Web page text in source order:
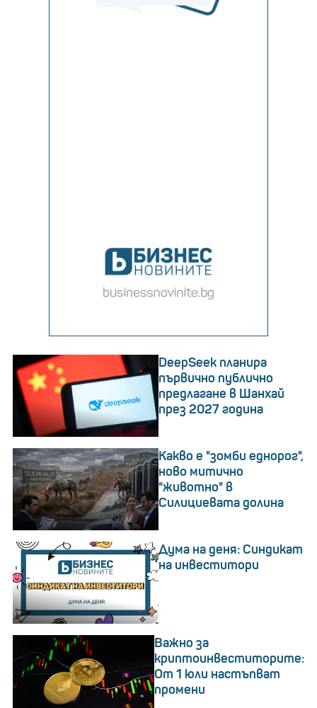
DeepSeek планира
първично публично
предлагане в Шанхай
през 2027 година
Какво е "зомби еднорог",
ново митично
"животно" в
Силициевата долина
Дума на деня: Синдикат
на инвеститори
Важно за
криптоинвеститорите:
От 1 юли настъпват
промени